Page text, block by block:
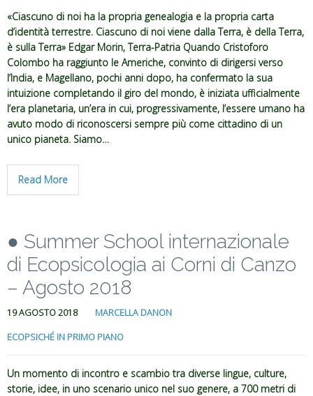
«Ciascuno di noi ha la propria genealogia e la propria carta
d’identità terrestre. Ciascuno di noi viene dalla Terra, è della Terra,
è sulla Terra» Edgar Morin, Terra-Patria Quando Cristoforo
Colombo ha raggiunto le Americhe, convinto di dirigersi verso
l’India, e Magellano, pochi anni dopo, ha confermato la sua
intuizione completando il giro del mondo, è iniziata ufficialmente
l’era planetaria, un’era in cui, progressivamente, l’essere umano ha
avuto modo di riconoscersi sempre più come cittadino di un
unico pianeta. Siamo…
Read More
● Summer School internazionale
di Ecopsicologia ai Corni di Canzo
– Agosto 2018
19 AGOSTO 2018 MARCELLA DANON
ECOPSICHÉ IN PRIMO PIANO
Un momento di incontro e scambio tra diverse lingue, culture,
storie, idee, in uno scenario unico nel suo genere, a 700 metri di